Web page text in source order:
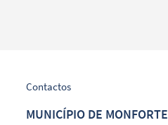
Contactos
MUNICÍPIO DE MONFORTE